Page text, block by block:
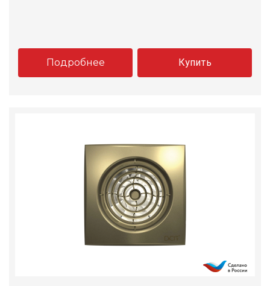
Подробнее Купить